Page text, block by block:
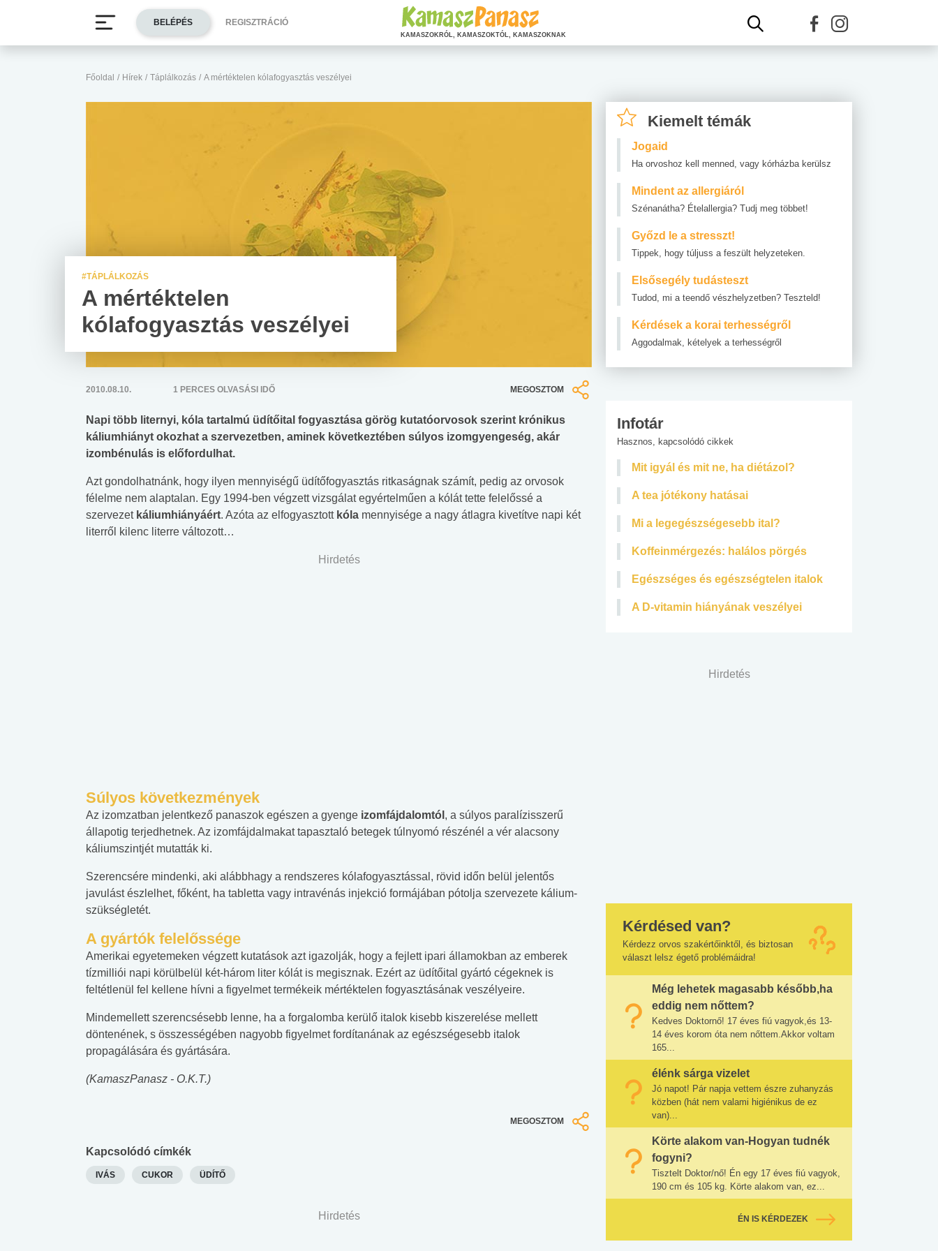
Főoldal / Hírek / Táplálkozás / A mértéktelen kólafogyasztás veszélyei
#TÁPLÁLKOZÁS
A mértéktelen
kólafogyasztás veszélyei
2010.08.10. 1 PERCES OLVASÁSI IDŐ MEGOSZTOM
Napi több liternyi, kóla tartalmú üdítőital fogyasztása görög kutatóorvosok szerint krónikus
káliumhiányt okozhat a szervezetben, aminek következtében súlyos izomgyengeség, akár
izombénulás is előfordulhat.
Azt gondolhatnánk, hogy ilyen mennyiségű üdítőfogyasztás ritkaságnak számít, pedig az orvosok
félelme nem alaptalan. Egy 1994-ben végzett vizsgálat egyértelműen a kólát tette felelőssé a
szervezet káliumhiányáért. Azóta az elfogyasztott kóla mennyisége a nagy átlagra kivetítve napi két
literről kilenc literre változott…
Hirdetés
Súlyos következmények
Az izomzatban jelentkező panaszok egészen a gyenge izomfájdalomtól , a súlyos paralízisszerű
állapotig terjedhetnek. Az izomfájdalmakat tapasztaló betegek túlnyomó részénél a vér alacsony
káliumszintjét mutatták ki.
Szerencsére mindenki, aki alábbhagy a rendszeres kólafogyasztással, rövid időn belül jelentős
javulást észlelhet, főként, ha tabletta vagy intravénás injekció formájában pótolja szervezete kálium-
szükségletét.
A gyártók felelőssége
Amerikai egyetemeken végzett kutatások azt igazolják, hogy a fejlett ipari államokban az emberek
tízmilliói napi körülbelül két-három liter kólát is megisznak. Ezért az üdítőital gyártó cégeknek is
feltétlenül fel kellene hívni a figyelmet termékeik mértéktelen fogyasztásának veszélyeire.
Mindemellett szerencsésebb lenne, ha a forgalomba kerülő italok kisebb kiszerelése mellett
döntenének, s összességében nagyobb figyelmet fordítanának az egészségesebb italok
propagálására és gyártására.
(KamaszPanasz - O.K.T.)
MEGOSZTOM
Kapcsolódó címkék
IVÁS CUKOR ÜDÍTŐ
Hirdetés
Kiemelt témák
Jogaid
Ha orvoshoz kell menned, vagy kórházba kerülsz
Mindent az allergiáról
Szénanátha? Ételallergia? Tudj meg többet!
Győzd le a stresszt!
Tippek, hogy túljuss a feszült helyzeteken.
Elsősegély tudásteszt
Tudod, mi a teendő vészhelyzetben? Teszteld!
Kérdések a korai terhességről
Aggodalmak, kételyek a terhességről
Infotár
Hasznos, kapcsolódó cikkek
Mit igyál és mit ne, ha diétázol?
A tea jótékony hatásai
Mi a legegészségesebb ital?
Koffeinmérgezés: halálos pörgés
Egészséges és egészségtelen italok
A D-vitamin hiányának veszélyei
Hirdetés
Kérdésed van?
Kérdezz orvos szakértőinktől, és biztosan
választ lelsz égető problémáidra!
Még lehetek magasabb később,ha
eddig nem nőttem?
Kedves Doktornő! 17 éves fiú vagyok,és 13-
14 éves korom óta nem nőttem.Akkor voltam
165...
élénk sárga vizelet
Jó napot! Pár napja vettem észre zuhanyzás
közben (hát nem valami higiénikus de ez
van)...
Körte alakom van-Hogyan tudnék
fogyni?
Tisztelt Doktor/nő! Én egy 17 éves fiú vagyok,
190 cm és 105 kg. Körte alakom van, ez...
ÉN IS KÉRDEZEK
BELÉPÉS REGISZTRÁCIÓ
KAMASZOKRÓL, KAMASZOKTÓL, KAMASZOKNAK